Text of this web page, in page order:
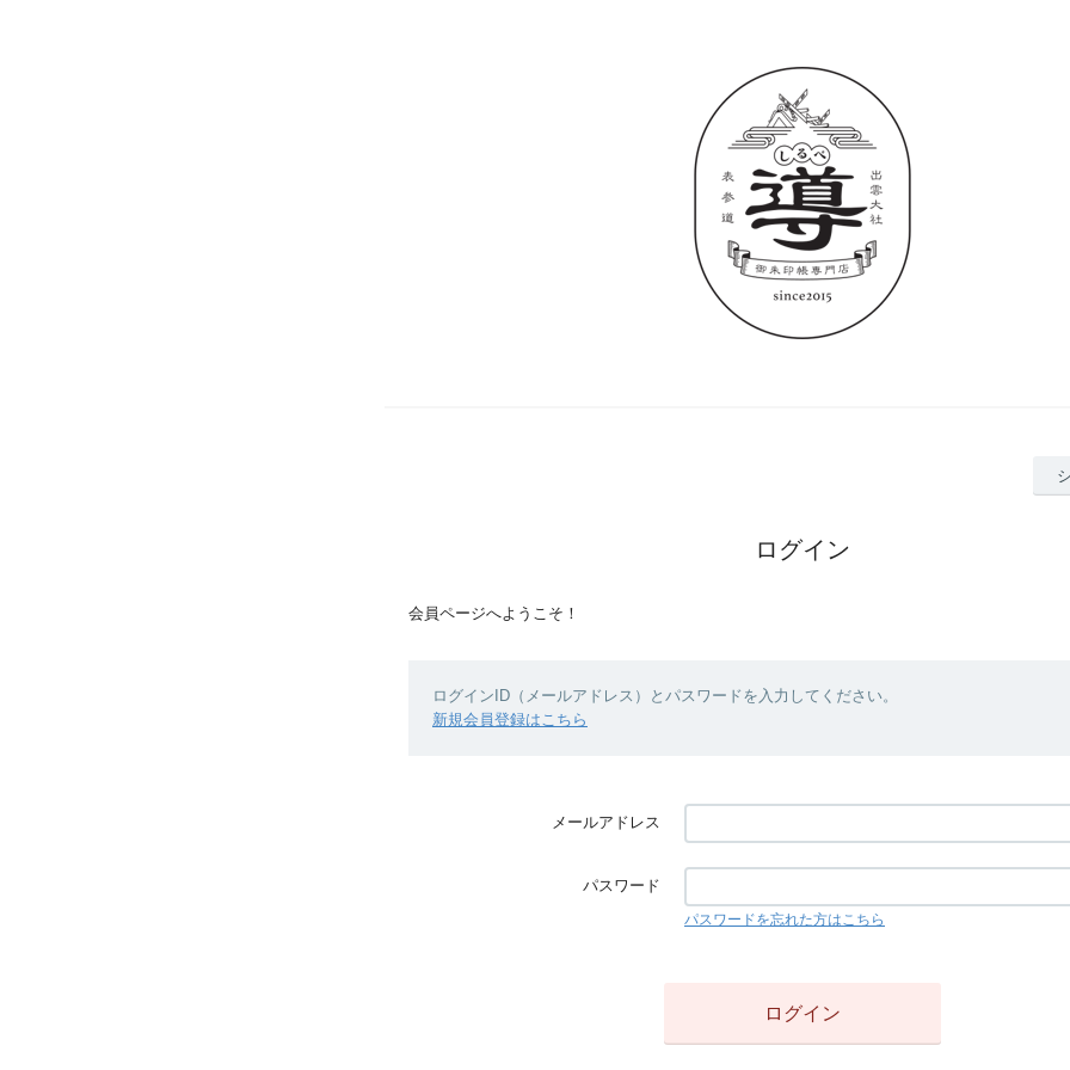
ログイン
会員ページへようこそ！
ログインID（メールアドレス）とパスワードを入力してください。
新規会員登録はこちら
メールアドレス
パスワード
パスワードを忘れた方はこちら